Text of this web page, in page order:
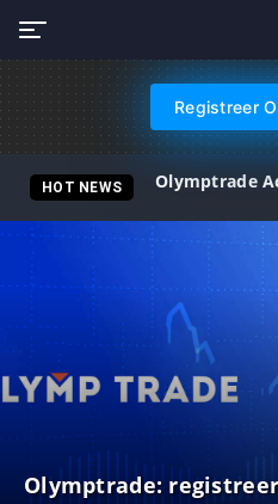
Registreer
HOT NEWS Olymptrade
Olymptrade: